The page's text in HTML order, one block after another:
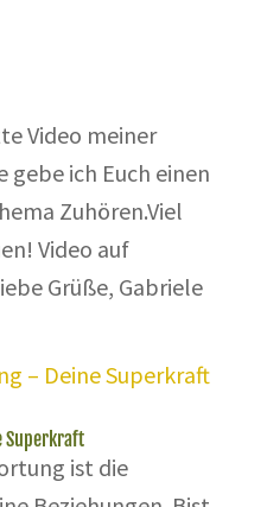
Video meiner
gebe ich Euch einen
Zuhören.Viel
Video auf
Grüße, Gabriele
Superkraft
ist die